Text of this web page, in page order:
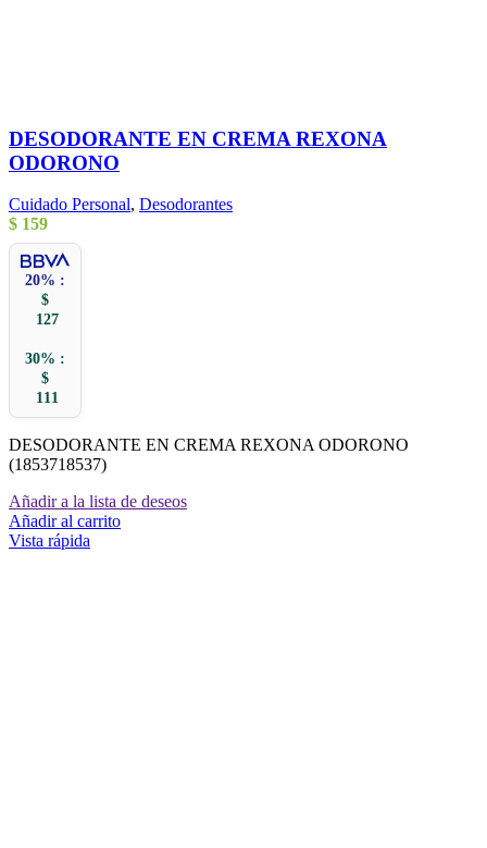
DESODORANTE EN CREMA REXONA
ODORONO
Cuidado Personal, Desodorantes
$ 159
20% :
$
127
30% :
$
111
DESODORANTE EN CREMA REXONA ODORONO
(1853718537)
Añadir a la lista de deseos
Añadir al carrito
Vista rápida